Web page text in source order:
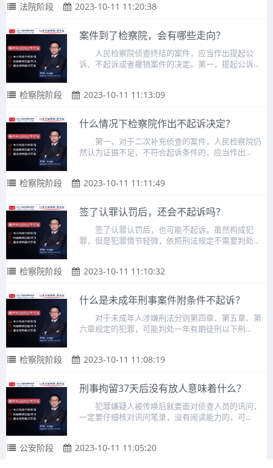
法院阶段 2023-10-11 11:20:38
案件到了检察院，会有哪些走向？
人民检察院侦查终结的案件，应当作出提起公
诉、不起诉或者撤销案件的决定。第一，提起公诉...
检察院阶段 2023-10-11 11:13:09
什么情况下检察院作出不起诉决定？
第一，对于二次补充侦查的案件，人民检察院仍
然认为证据不足，不符合起诉条件的，应当作出...
检察院阶段 2023-10-11 11:11:49
签了认罪认罚后，还会不起诉吗？
签了认罪认罚后，也可能不起诉。虽然构成犯
罪，但是犯罪情节轻微，依照刑法规定不需要判处...
检察院阶段 2023-10-11 11:10:32
什么是未成年刑事案件附条件不起诉？
对于未成年人涉嫌刑法分则第四章、第五章、第
六章规定的犯罪，可能判处一年有期徒刑以下刑...
检察院阶段 2023-10-11 11:08:19
刑事拘留37天后没有放人意味着什么？
犯罪嫌疑人被传唤后就要面对侦查人员的讯问，
一定要仔细核对讯问笔录，没有阅读能力的，可...
公安阶段 2023-10-11 11:05:20